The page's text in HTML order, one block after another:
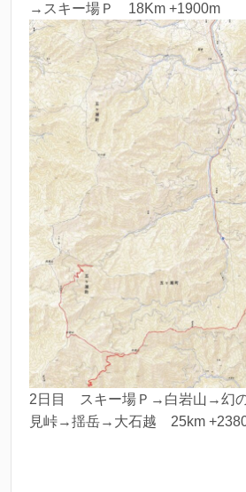
→スキー場Ｐ 18Km +1900m
2日目 スキー場Ｐ→白岩山→幻
見峠→揺岳→大石越 25km